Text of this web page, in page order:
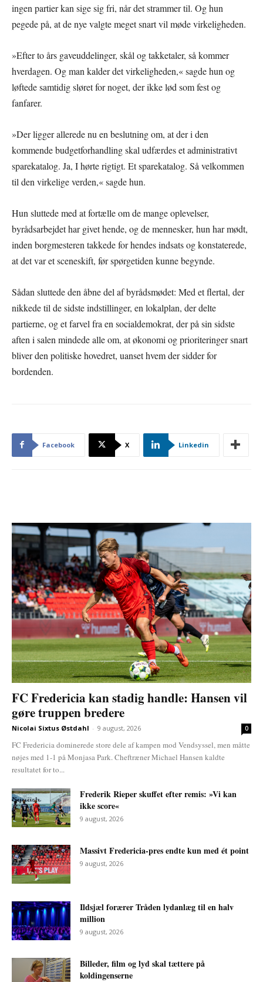
ingen partier kan sige sig fri, når det strammer til. Og hun
pegede på, at de nye valgte meget snart vil møde virkeligheden.
»Efter to års gaveuddelinger, skål og takketaler, så kommer
hverdagen. Og man kalder det virkeligheden,« sagde hun og
løftede samtidig sløret for noget, der ikke lød som fest og
fanfarer.
»Der ligger allerede nu en beslutning om, at der i den
kommende budgetforhandling skal udfærdes et administrativt
sparekatalog. Ja, I hørte rigtigt. Et sparekatalog. Så velkommen
til den virkelige verden,« sagde hun.
Hun sluttede med at fortælle om de mange oplevelser,
byrådsarbejdet har givet hende, og de mennesker, hun har mødt,
inden borgmesteren takkede for hendes indsats og konstaterede,
at det var et sceneskift, før spørgetiden kunne begynde.
Sådan sluttede den åbne del af byrådsmødet: Med et flertal, der
nikkede til de sidste indstillinger, en lokalplan, der delte
partierne, og et farvel fra en socialdemokrat, der på sin sidste
aften i salen mindede alle om, at økonomi og prioriteringer snart
bliver den politiske hovedret, uanset hvem der sidder for
bordenden.
Facebook X Linkedin
FC Fredericia kan stadig handle: Hansen vil
gøre truppen bredere
Nicolai Sixtus Østdahl - 9 august, 2026 0
FC Fredericia dominerede store dele af kampen mod Vendsyssel, men måtte
nøjes med 1-1 på Monjasa Park. Cheftræner Michael Hansen kaldte
resultatet for to...
Frederik Rieper skuffet efter remis: »Vi kan
ikke score«
9 august, 2026
Massivt Fredericia-pres endte kun med ét point
9 august, 2026
Ildsjæl forærer Tråden lydanlæg til en halv
million
9 august, 2026
Billeder, film og lyd skal tættere på
koldingenserne